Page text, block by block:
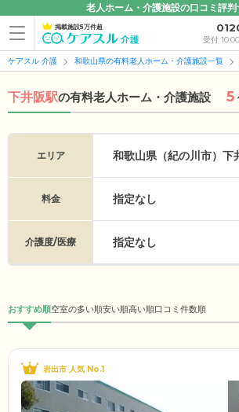
老人ホーム・介護施設の口コミ評判
掲載施設5万件超
受付
ケアスル 介護 和歌山県の有料老人ホーム・介護施設一覧
下井阪駅の有料老人ホーム・介護施設 5
エリア 和歌山県（紀の川市） 下
料金 指定なし
介護度/医療 指定なし
おすすめ順空室の多い順安い順高い順口コミ件数順
岩出市 人気 No.1